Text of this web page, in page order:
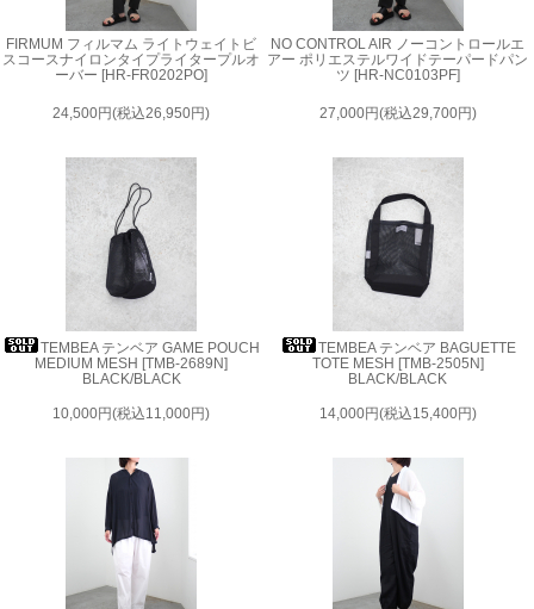
FIRMUM フィルマム ライトウェイトビ
スコースナイロンタイプライタープルオ
ーバー [HR-FR0202PO]
24,500円(税込26,950円)
NO CONTROL AIR ノーコントロールエ
アー ポリエステルワイドテーパードパン
ツ [HR-NC0103PF]
27,000円(税込29,700円)
TEMBEA テンベア GAME POUCH
MEDIUM MESH [TMB-2689N]
BLACK/BLACK
10,000円(税込11,000円)
TEMBEA テンベア BAGUETTE
TOTE MESH [TMB-2505N]
BLACK/BLACK
14,000円(税込15,400円)